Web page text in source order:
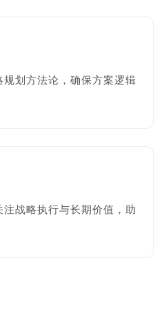
划方法论，确保方案逻辑
战略执行与长期价值，助